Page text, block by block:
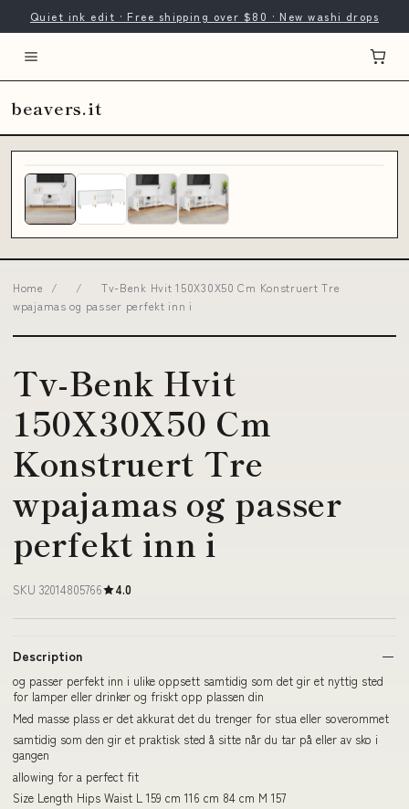
Quiet ink edit · Free shipping over $80 · New washi drops
beavers.it
Home / /
Tv-Benk Hvit 150X30X50 Cm Konstruert Tre
wpajamas og passer perfekt inn i
Tv-Benk Hvit
150X30X50 Cm
Konstruert Tre
wpajamas og passer
perfekt inn i
SKU 32014805766 4.0
Description
og passer perfekt inn i ulike oppsett samtidig som det gir et nyttig sted
for lamper eller drinker og friskt opp plassen din
Med masse plass er det akkurat det du trenger for stua eller soverommet
samtidig som den gir et praktisk sted å sitte når du tar på eller av sko i
gangen
allowing for a perfect fit
Size Length Hips Waist L 159 cm 116 cm 84 cm M 157